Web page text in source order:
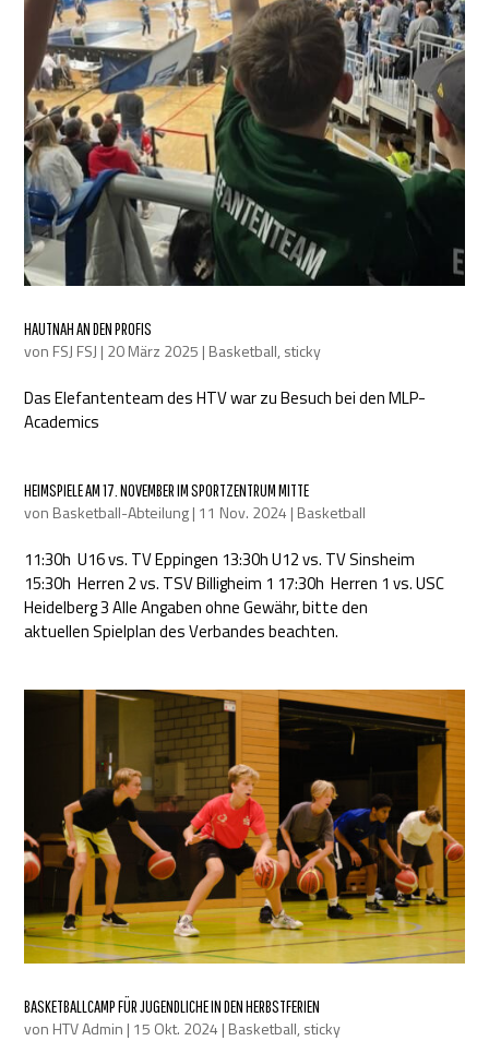
HAUTNAH AN DEN PROFIS
von FSJ FSJ | 20 März 2025 | Basketball, sticky
Das Elefantenteam des HTV war zu Besuch bei den MLP-
Academics
HEIMSPIELE AM 17. NOVEMBER IM SPORTZENTRUM MITTE
von Basketball-Abteilung| 11 Nov. 2024 | Basketball
11:30h U16 vs. TV Eppingen 13:30h U12 vs. TV Sinsheim
15:30h Herren 2 vs. TSV Billigheim 1 17:30h Herren 1 vs. USC
Heidelberg 3 Alle Angaben ohne Gewähr, bitte den
aktuellen Spielplan des Verbandes beachten.
BASKETBALLCAMP FÜR JUGENDLICHE IN DEN HERBSTFERIEN
von HTV Admin | 15 Okt. 2024 | Basketball, sticky